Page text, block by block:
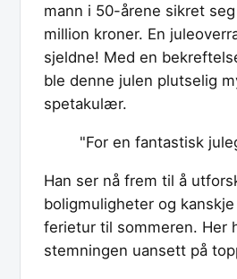
mann i 50-årene sikret
million kroner. En
sjeldne! Med en
ble denne julen plutselig
spetakulær.
"For en fantastisk
Han ser nå frem til å
boligmuligheter og
ferietur til sommeren. Her
stemningen uansett på